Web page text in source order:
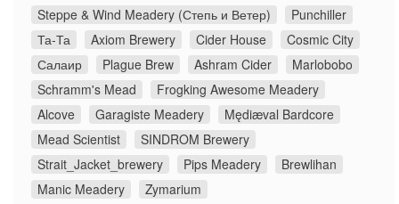
Steppe & Wind Meadery (Степь и Ветер)
Punchiller
Та-Та
Axiom Brewery Cider House
Cosmic City
Салаир
Plague Brew Ashram Cider
Marlobobo
Schramm's Mead
Frogking Awesome Meadery
Alcove
Garagiste Meadery
Mędiæval Bardcore
Mead Scientist
SINDROM Brewery
Strait_Jacket_brewery
Pips Meadery
Brewlihan
Manic Meadery
Zymarium